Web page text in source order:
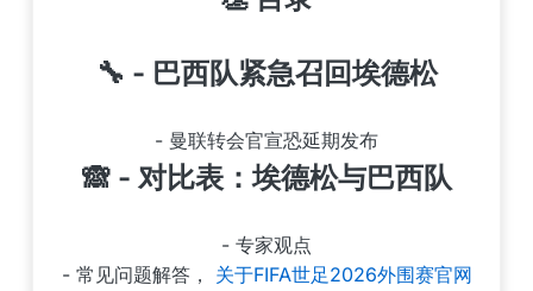
🔧 - 巴西队紧急召回埃德松
- 曼联转会官宣恐延期发布
🙈 - 对比表：埃德松与巴西队
- 专家观点
- 常见问题解答， 关于FIFA世足2026外围赛官网